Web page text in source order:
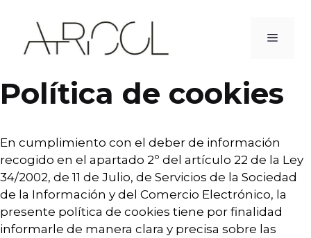
contenido
Política de cookies
En cumplimiento con el deber de información
recogido en el apartado 2º del artículo 22 de la Ley
34/2002, de 11 de Julio, de Servicios de la Sociedad
de la Información y del Comercio Electrónico, la
presente política de cookies tiene por finalidad
informarle de manera clara y precisa sobre las